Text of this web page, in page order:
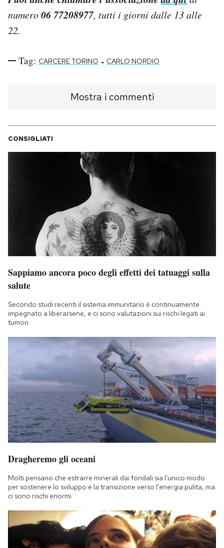
numero06 77208977, tutti i giorni dalle 13 alle
22.
Tag: CARCERE TORINO - CARLO NORDIO
Mostra i commenti
CONSIGLIATI
Sappiamo ancora poco degli effetti dei tatuaggi sulla
salute
Secondo studi recenti il sistema immunitario è continuamente
impegnato a liberarsene, e ci sono valutazioni sui rischi legati ai
tumori
Dragheremo gli oceani
Molti pensano che estrarre minerali dai fondali sia l'unico modo
per sostenere lo sviluppo e la transizione verso l'energia pulita, ma
ci sono rischi enormi